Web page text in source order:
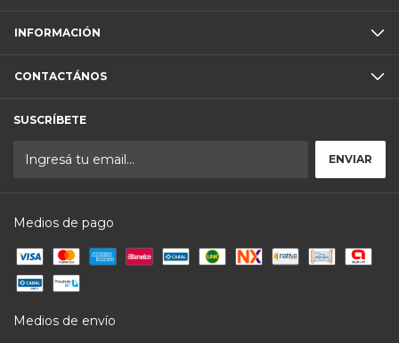
INFORMACIÓN
CONTACTÁNOS
SUSCRÍBETE
Medios de pago
Medios de envío